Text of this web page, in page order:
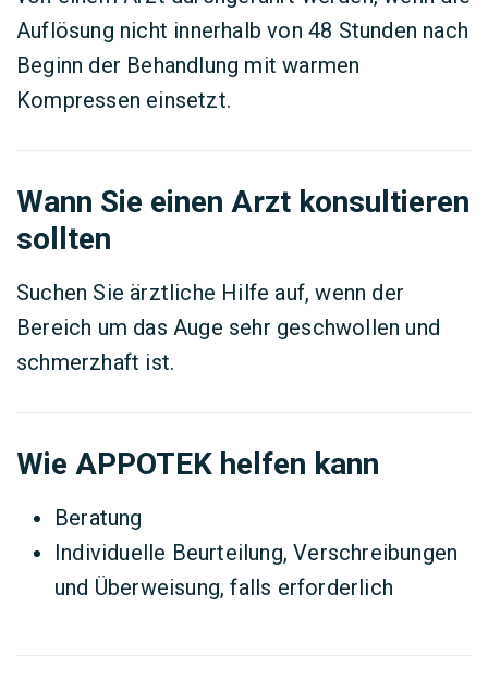
Auflösung nicht innerhalb von 48 Stunden nach
Beginn der Behandlung mit warmen
Kompressen einsetzt.
Wann Sie einen Arzt konsultieren
sollten
Suchen Sie ärztliche Hilfe auf, wenn der
Bereich um das Auge sehr geschwollen und
schmerzhaft ist.
Wie APPOTEK helfen kann
Beratung
Individuelle Beurteilung, Verschreibungen
und Überweisung, falls erforderlich